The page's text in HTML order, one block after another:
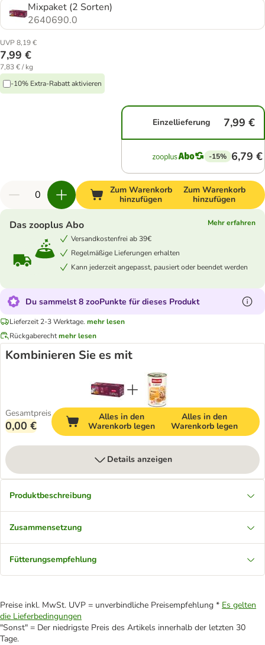
Mixpaket (2 Sorten)
2640690.0
UVP 8,19 €
7,99 €
7,83 € / kg
-10% Extra-Rabatt aktivieren
Einzellieferung 7,99 €
-15% 6,79 €
Zum Warenkorb
hinzufügen
Zum Warenkorb
hinzufügen
Das zooplus Abo
Mehr erfahren
Versandkostenfrei ab 39€
Regelmäßige Lieferungen erhalten
Kann jederzeit angepasst, pausiert oder beendet werden
Du sammelst 8 zooPunkte für dieses Produkt
Lieferzeit 2-3 Werktage. mehr lesen
Rückgaberechtmehr lesen
Kombinieren Sie es mit
Gesamtpreis
0,00 €
Alles in den
Warenkorb legen
Alles in den
Warenkorb legen
Details anzeigen
Produktbeschreibung
Zusammensetzung
Fütterungsempfehlung
Preise inkl. MwSt. UVP = unverbindliche Preisempfehlung * Es gelten
die Lieferbedingungen
"Sonst" = Der niedrigste Preis des Artikels innerhalb der letzten 30
Tage.